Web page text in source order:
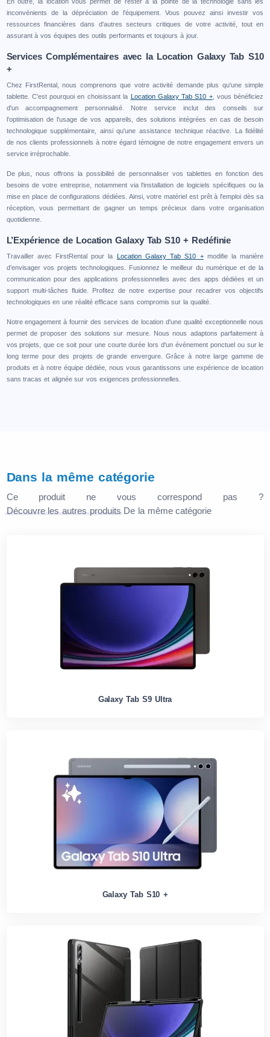
inconvénients de la dépréciation de l'équipement. Vous pouvez ainsi investir vos
ressources financières dans d'autres secteurs critiques de votre activité, tout en
assurant à vos équipes des outils performants et toujours à jour.
Services Complémentaires avec la Location Galaxy Tab S10
+
Chez FirstRental, nous comprenons que votre activité demande plus qu'une simple
tablette. C'est pourquoi en choisissant la Location Galaxy Tab S10 +, vous bénéficiez
d'un accompagnement personnalisé. Notre service inclut des conseils sur
l'optimisation de l'usage de vos appareils, des solutions intégrées en cas de besoin
technologique supplémentaire, ainsi qu'une assistance technique réactive. La fidélité
de nos clients professionnels à notre égard témoigne de notre engagement envers un
service irréprochable.
De plus, nous offrons la possibilité de personnaliser vos tablettes en fonction des
besoins de votre entreprise, notamment via l'installation de logiciels spécifiques ou la
mise en place de configurations dédiées. Ainsi, votre matériel est prêt à l'emploi dès sa
réception, vous permettant de gagner un temps précieux dans votre organisation
quotidienne.
L’Expérience de Location Galaxy Tab S10 + Redéfinie
Travailler avec FirstRental pour la Location Galaxy Tab S10 +modifie la manière
d’envisager vos projets technologiques. Fusionnez le meilleur du numérique et de la
communication pour des applications professionnelles avec des apps dédiées et un
support multi-tâches fluide. Profitez de notre expertise pour recadrer vos objectifs
technologiques en une réalité efficace sans compromis sur la qualité.
Notre engagement à fournir des services de location d'une qualité exceptionnelle nous
permet de proposer des solutions sur mesure. Nous nous adaptons parfaitement à
vos projets, que ce soit pour une courte durée lors d'un événement ponctuel ou sur le
long terme pour des projets de grande envergure. Grâce à notre large gamme de
produits et à notre équipe dédiée, nous vous garantissons une expérience de location
sans tracas et alignée sur vos exigences professionnelles.
Dans la même catégorie
Ce produit ne vous correspond pas ?
Découvre les autres produits De la même catégorie
Galaxy Tab S9 Ultra
Galaxy Tab S10 +